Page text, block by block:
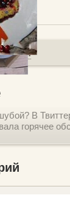
В
горячее